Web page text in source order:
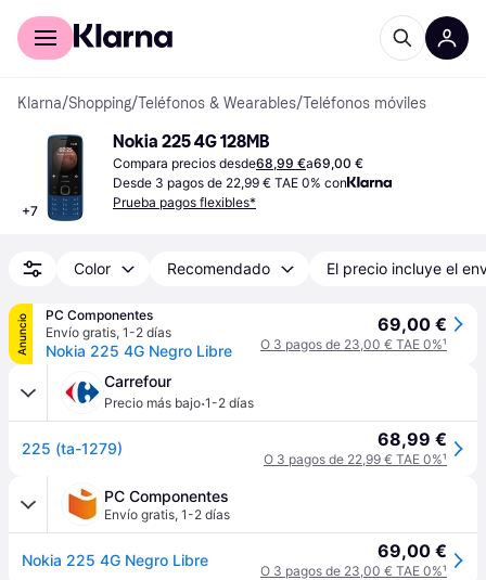
Comprar con Klarna
Klarna/Shopping/Teléfonos & Wearables/Teléfonos móviles
+7
Nokia 225 4G 128MB
Compara precios desde68,99 €a69,00 €
Desde 3 pagos de 22,99 € TAE 0% con
Prueba pagos flexibles*
Color Recomendado El precio incluye el
Anuncio
PC Componentes
Envío gratis, 1-2 días
Nokia 225 4G Negro Libre
69,00 €
O 3 pagos de 23,00 € TAE 0%¹
Carrefour
Precio más bajo·1-2 días
225 (ta-1279) 68,99 €
O 3 pagos de 22,99 € TAE 0%¹
PC Componentes
Envío gratis, 1-2 días
Nokia 225 4G Negro Libre 69,00 €
O 3 pagos de 23,00 € TAE 0%¹